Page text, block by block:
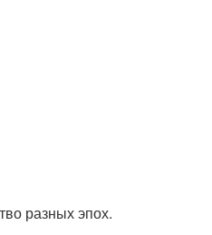
разных эпох.